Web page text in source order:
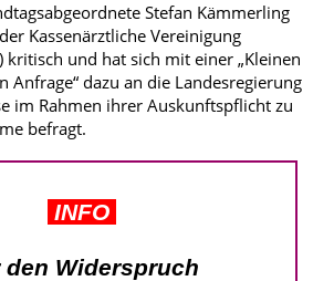
Stefan Kämmerling
Kassenärztliche Vereinigung
kritisch und hat sich mit einer „Kleinen
Anfrage“ dazu an die Landesregierung
im Rahmen ihrer Auskunftspflicht zu
befragt.
INFO
den Widerspruch